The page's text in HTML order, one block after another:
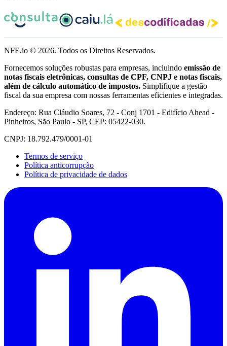
NFE.io © 2026. Todos os Direitos Reservados.
Fornecemos soluções robustas para empresas, incluindo emissão de
notas fiscais eletrônicas, consultas de CPF, CNPJ e notas fiscais,
além de cálculo automático de impostos. Simplifique a gestão
fiscal da sua empresa com nossas ferramentas eficientes e integradas.
Endereço: Rua Cláudio Soares, 72 - Conj 1701 - Edifício Ahead -
Pinheiros, São Paulo - SP, CEP: 05422-030.
CNPJ: 18.792.479/0001-01
Termos de serviço
Política anticorrupção
Política de privacidade de dados